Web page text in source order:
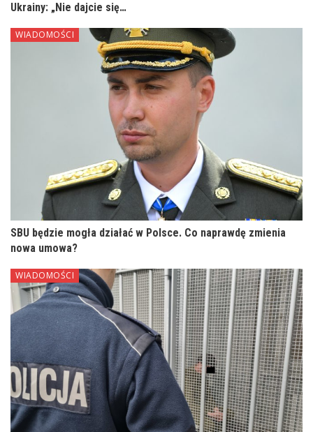
Ukrainy: „Nie dajcie się…
WIADOMOŚCI
SBU będzie mogła działać w Polsce. Co naprawdę zmienia
nowa umowa?
WIADOMOŚCI